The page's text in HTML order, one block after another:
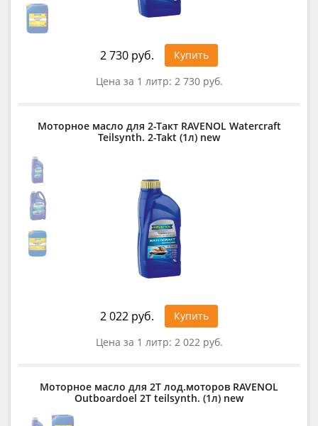
2 730 руб.
Купить
Цена за 1 литр: 2 730 руб.
Моторное масло для 2-Такт RAVENOL Watercraft
Teilsynth. 2-Takt (1л) new
2 022 руб.
Купить
Цена за 1 литр: 2 022 руб.
Моторное масло для 2Т лод.моторов RAVENOL
Outboardoel 2T teilsynth. (1л) new